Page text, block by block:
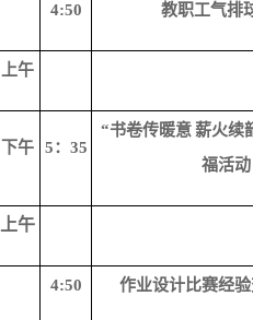
4:50 教职工气排
上午
下午 5：35
“书卷传暖意 薪火续
福活动
上午
4:50 作业设计比赛经